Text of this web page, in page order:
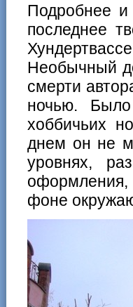
Подробнее
последнее
Необычный
смерти
ночью. Было
хоббичьих
днем он не
уровнях,
фоне